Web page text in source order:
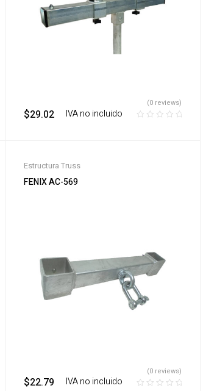
$29.02 ‎ ‎ ‎ IVA no incluido
(0 reviews)
Estructura Truss
FENIX AC-569
$22.79 ‎ ‎ ‎ IVA no incluido
(0 reviews)